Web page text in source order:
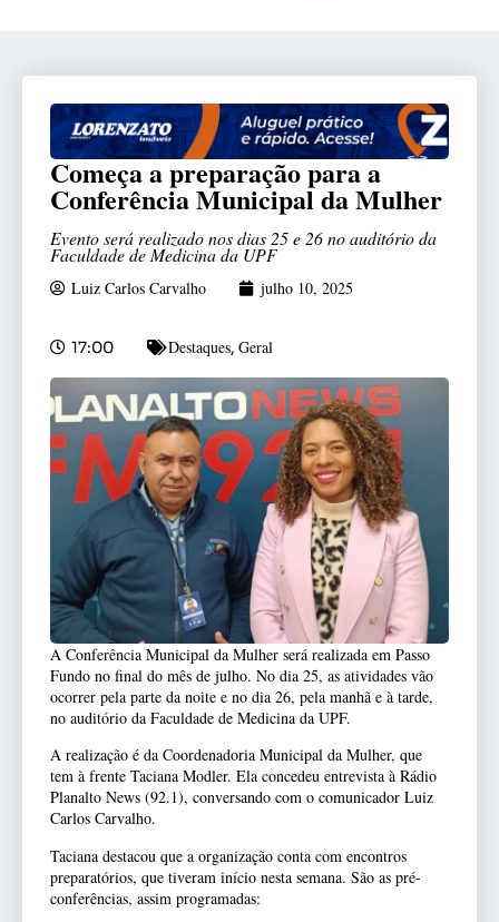
Começa a preparação para a
Conferência Municipal da Mulher
Evento será realizado nos dias 25 e 26 no auditório da
Faculdade de Medicina da UPF
Luiz Carlos Carvalho julho 10, 2025
17:00 Destaques, Geral
A Conferência Municipal da Mulher será realizada em Passo
Fundo no final do mês de julho. No dia 25, as atividades vão
ocorrer pela parte da noite e no dia 26, pela manhã e à tarde,
no auditório da Faculdade de Medicina da UPF.
A realização é da Coordenadoria Municipal da Mulher, que
tem à frente Taciana Modler. Ela concedeu entrevista à Rádio
Planalto News (92.1), conversando com o comunicador Luiz
Carlos Carvalho.
Taciana destacou que a organização conta com encontros
preparatórios, que tiveram início nesta semana. São as pré-
conferências, assim programadas: